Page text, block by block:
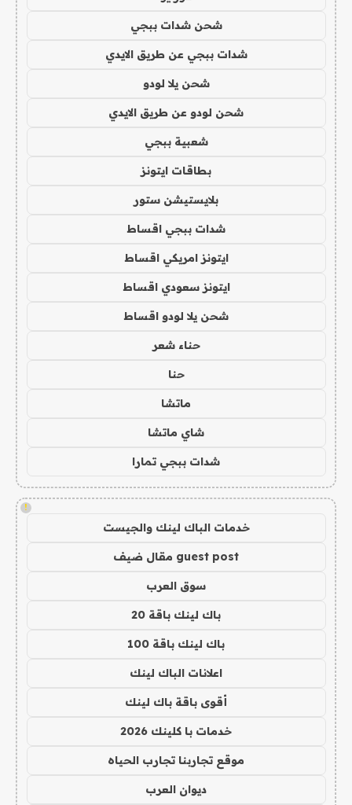
شحن شدات ببجي
شدات ببجي عن طريق الايدي
شحن يلا لودو
شحن لودو عن طريق الايدي
شعبية ببجي
بطاقات ايتونز
بلايستيشن ستور
شدات ببجي اقساط
ايتونز امريكي اقساط
ايتونز سعودي اقساط
شحن يلا لودو اقساط
حناء شعر
حنا
ماتشا
شاي ماتشا
شدات ببجي تمارا
!
خدمات الباك لينك والجيست
guest post مقال ضيف
سوق العرب
باك لينك باقة 20
باك لينك باقة 100
اعلانات الباك لينك
أقوى باقة باك لينك
خدمات با كلينك 2026
موقع تجاربنا تجارب الحياه
ديوان العرب